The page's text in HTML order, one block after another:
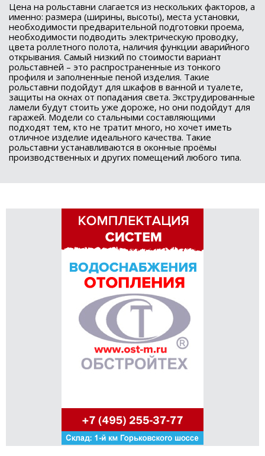
Цена на рольставни слагается из нескольких факторов, а
именно: размера (ширины, высоты), места установки,
необходимости предварительной подготовки проема,
необходимости подводить электрическую проводку,
цвета роллетного полота, наличия функции аварийного
открывания. Самый низкий по стоимости вариант
рольставней – это распространенные из тонкого
профиля и заполненные пеной изделия. Такие
рольставни подойдут для шкафов в ванной и туалете,
защиты на окнах от попадания света. Экструдированные
ламели будут стоить уже дороже, но они подойдут для
гаражей. Модели со стальными составляющими
подходят тем, кто не тратит много, но хочет иметь
отличное изделие идеального качества. Такие
рольставни устанавливаются в оконные проёмы
производственных и других помещений любого типа.